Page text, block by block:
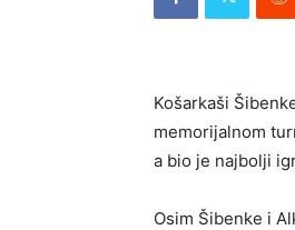
Košarkaši
memorijalnom
a bio je najbolji
Osim Šibenke i